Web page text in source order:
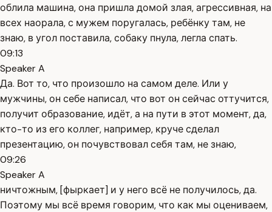
облила машина, она пришла домой злая, агрессивная, на
всех наорала, с мужем поругалась, ребёнку там, не
знаю, в угол поставила, собаку пнула, легла спать.
09:13
Speaker A
Да. Вот то, что произошло на самом деле. Или у
мужчины, он себе написал, что вот он сейчас оттучится,
получит образование, идёт, а на пути в этот момент, да,
кто-то из его коллег, например, круче сделал
презентацию, он почувствовал себя там, не знаю,
09:26
Speaker A
ничтожным, [фыркает] и у него всё не получилось, да.
Поэтому мы всё время говорим, что как мы оцениваем,